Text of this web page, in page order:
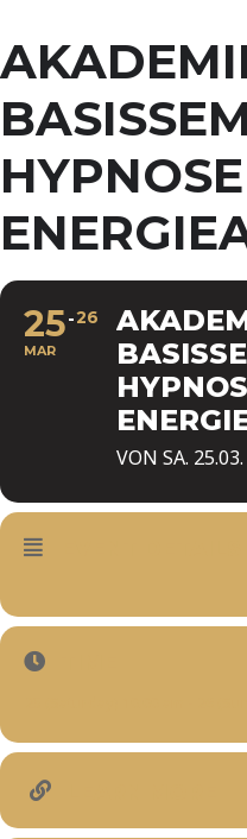
25
MAR
26
VON SA.